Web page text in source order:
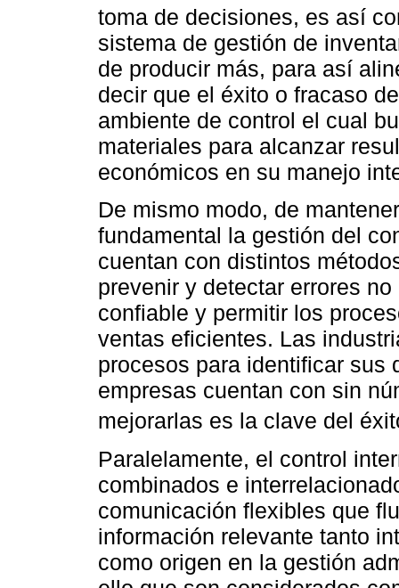
toma de decisiones, es así
sistema de gestión de
de producir más, para así
decir que el éxito o fracaso
ambiente de control el cual
materiales para alcanzar
económicos en su manejo
De mismo modo, de
fundamental la gestión del
cuentan con distintos
prevenir y detectar errores
confiable y permitir los
ventas eficientes. Las
procesos para identificar sus
empresas cuentan con sin
mejorarlas es la clave del
Paralelamente, el control
combinados e
comunicación flexibles que
información relevante tanto
como origen en la gestión